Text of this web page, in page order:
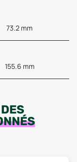
73.2 mm
155.6 mm